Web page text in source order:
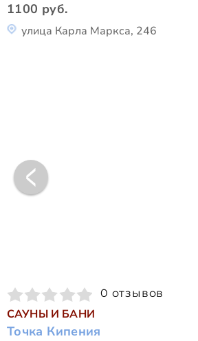
1100 руб.
улица Карла Маркса, 246
0 отзывов
САУНЫ И БАНИ
Точка Кипения